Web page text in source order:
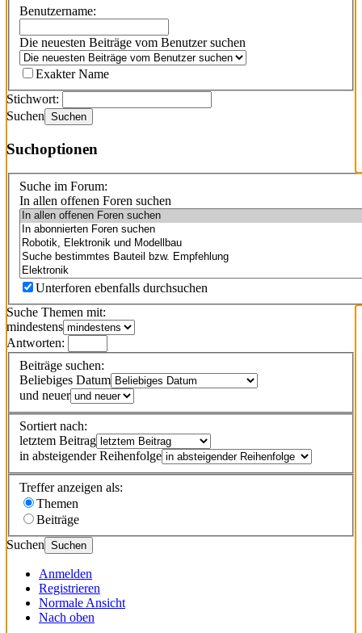
Benutzername:
Die neuesten Beiträge vom Benutzer suchen
Exakter Name
Stichwort:
Suchen Suchen
Suchoptionen
Suche im Forum:
In allen offenen Foren suchen
Unterforen ebenfalls durchsuchen
Suche Themen mit:
mindestens
Antworten:
Beiträge suchen:
Beliebiges Datum
und neuer
Sortiert nach:
letztem Beitrag
in absteigender Reihenfolge
Treffer anzeigen als:
Themen
Beiträge
Suchen Suchen
Anmelden
Registrieren
Normale Ansicht
Nach oben